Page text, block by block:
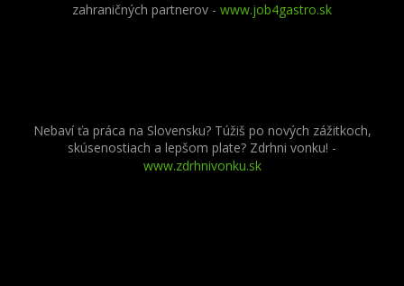
zahraničných partnerov - www.job4gastro.sk
Nebaví ťa práca na Slovensku? Túžiš po nových zážitkoch,
skúsenostiach a lepšom plate? Zdrhni vonku! -
www.zdrhnivonku.sk